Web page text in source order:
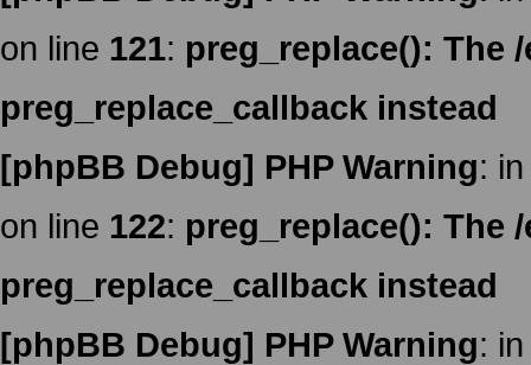
on line 121: preg_replace(): The
preg_replace_callback instead
[phpBB Debug] PHP Warning:
on line 122: preg_replace(): The
preg_replace_callback instead
[phpBB Debug] PHP Warning: